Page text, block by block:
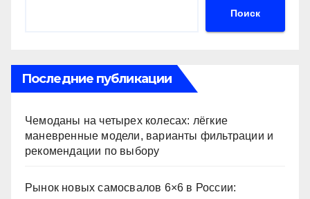
ki
ть
Поиск
Последние публикации
Чемоданы на четырех колесах: лёгкие
маневренные модели, варианты фильтрации и
рекомендации по выбору
Рынок новых самосвалов 6×6 в России: